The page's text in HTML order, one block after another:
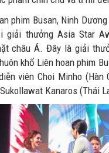
phim Busan, Ninh
giải thưởng Asia Star
châu Á. Đây là giải
khổ Liên hoan phim
viên Choi Minho (Hàn
Kanaros (Thái